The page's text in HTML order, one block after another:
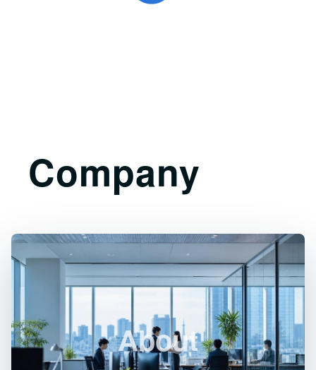
Company
About